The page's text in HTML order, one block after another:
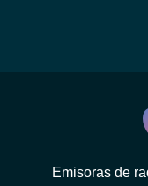
Emisoras de